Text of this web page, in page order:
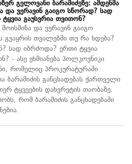
გელოვანი ბარამიძეზე: ამდენმა
და ვერავინ გაიგო სწორად? სად
გაუსვრია თვითონ?
და ვერავინ გაიგო
გვაყრის თვალებში თუ რა ხდება?
სად იბრძოდა? ერთი ტყვია
- ასე ეხმიანება პოლკოვნიკი
რომელიც პროკურატურაში
ბარამიძის განცხადებას ქართველი
ტყვეების დახვრეტის თაობაზე.
რომ ბარამიძის განცხადებაში